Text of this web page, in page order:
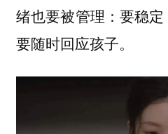
绪也要被管理：要稳定
要随时回应孩子。